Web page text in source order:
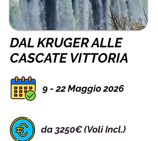
DAL KRUGER ALLE
CASCATE VITTORIA
9 - 22 Maggio 2026
da 3250€ (Voli Incl.)